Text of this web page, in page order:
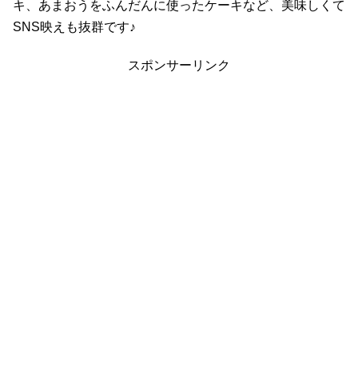
キ、あまおうをふんだんに使ったケーキなど、美味しくて
SNS映えも抜群です♪
スポンサーリンク